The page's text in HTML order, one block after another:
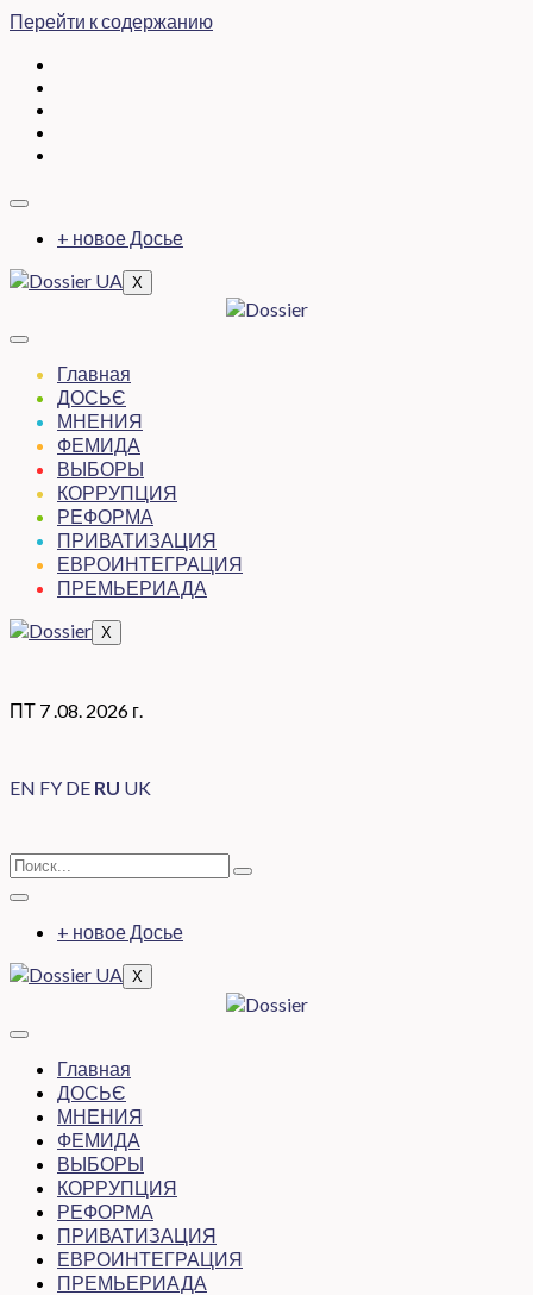
Перейти к содержанию
+ новое Досье
X
Главная
ДОСЬЄ
МНЕНИЯ
ФЕМИДА
ВЫБОРЫ
КОРРУПЦИЯ
РЕФОРМА
ПРИВАТИЗАЦИЯ
ЕВРОИНТЕГРАЦИЯ
ПРЕМЬЕРИАДА
X
ПТ 7 .08. 2026 г.
EN FY DE RU UK
+ новое Досье
X
Главная
ДОСЬЄ
МНЕНИЯ
ФЕМИДА
ВЫБОРЫ
КОРРУПЦИЯ
РЕФОРМА
ПРИВАТИЗАЦИЯ
ЕВРОИНТЕГРАЦИЯ
ПРЕМЬЕРИАДА